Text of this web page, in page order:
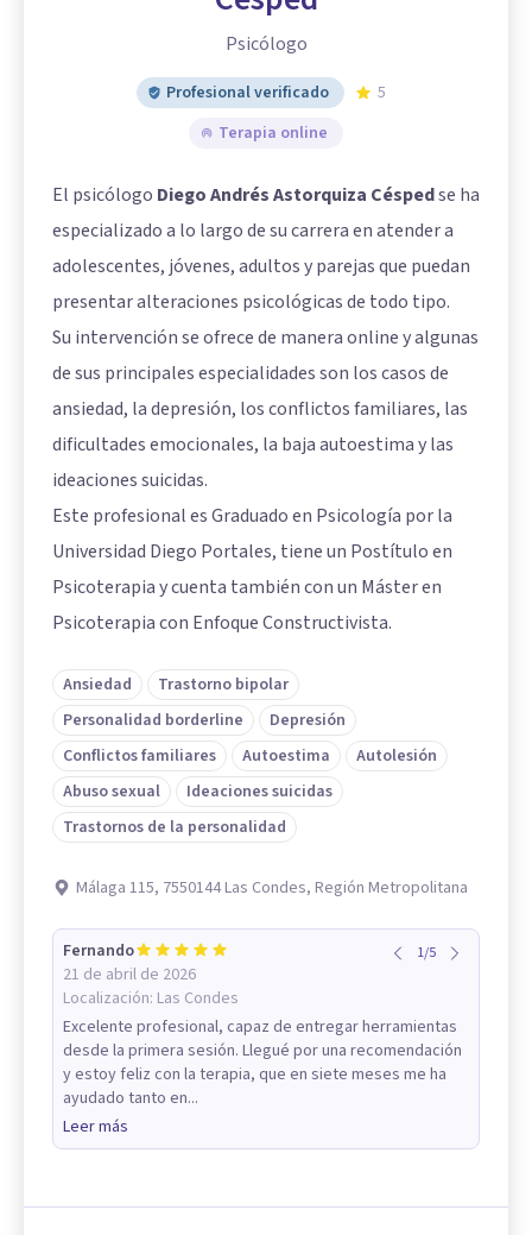
Psicólogo
Profesional verificado
5
Terapia online
El psicólogo Diego Andrés Astorquiza Céspedse ha
especializado a lo largo de su carrera en atender a
adolescentes, jóvenes, adultos y parejas que puedan
presentar alteraciones psicológicas de todo tipo.
Su intervención se ofrece de manera online y algunas
de sus principales especialidades son los casos de
ansiedad, la depresión, los conflictos familiares, las
dificultades emocionales, la baja autoestima y las
ideaciones suicidas.
Este profesional es Graduado en Psicología por la
Universidad Diego Portales, tiene un Postítulo en
Psicoterapia y cuenta también con un Máster en
Psicoterapia con Enfoque Constructivista.
Ansiedad
Trastorno bipolar
Personalidad borderline
Depresión
Conflictos familiares
Autoestima
Autolesión
Abuso sexual
Ideaciones suicidas
Trastornos de la personalidad
Málaga 115, 7550144 Las Condes, Región Metropolitana
Fernando
21 de abril de 2026
Localización: Las Condes
1/5
Excelente profesional, capaz de entregar herramientas
desde la primera sesión. Llegué por una recomendación
y estoy feliz con la terapia, que en siete meses me ha
ayudado tanto en...
Leer más